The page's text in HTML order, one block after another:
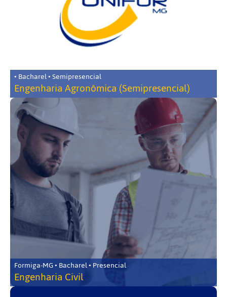
• Bacharel • Semipresencial
Engenharia Agronômica (Semipresencial)
Formiga-MG • Bacharel • Presencial
Engenharia Civil